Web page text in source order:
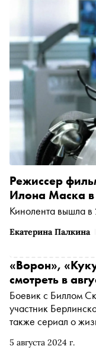
Екатерина Палкина
Режиссер
Илона Маска в
Кинолента вышла
5 августа 2024 г.
«Ворон»,
смотреть в
Боевик с Биллом
участник
также сериал о
лета